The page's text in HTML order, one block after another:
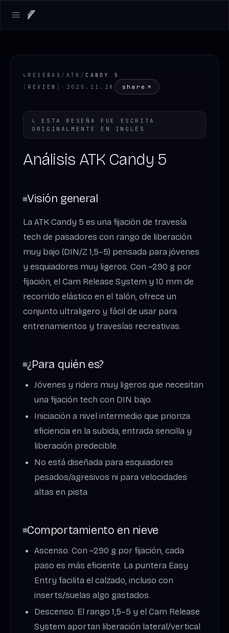
Open main menu
↳ RESEÑAS / ATK / CANDY 5
[ REVIEW ] · 2025.11.28 share
↳ ESTA RESEÑA FUE ESCRITA
ORIGINALMENTE EN
INGLÉS
Análisis ATK Candy 5
Visión general
La ATK Candy 5 es una fijación de travesía
tech de pasadores con rango de liberación
muy bajo (DIN/Z 1,5–5) pensada para jóvenes
y esquiadores muy ligeros. Con ~290 g por
fijación, el Cam Release System y 10 mm de
recorrido elástico en el talón, ofrece un
conjunto ultraligero y fácil de usar para
entrenamientos y travesías recreativas.
¿Para quién es?
Jóvenes y riders muy ligeros que necesitan
una fijación tech con DIN bajo.
Iniciación a nivel intermedio que prioriza
eficiencia en la subida, entrada sencilla y
liberación predecible.
No está diseñada para esquiadores
pesados/agresivos ni para velocidades
altas en pista.
Comportamiento en nieve
Ascenso: Con ~290 g por fijación, cada
paso es más eficiente. La puntera Easy
Entry facilita el calzado, incluso con
inserts/suelas algo gastados.
Descenso: El rango 1,5–5 y el Cam Release
System aportan liberación lateral/vertical